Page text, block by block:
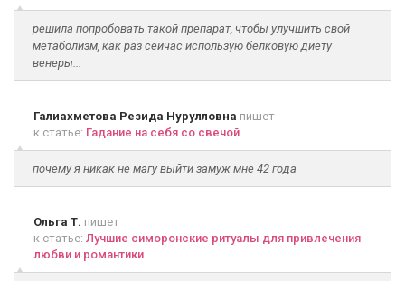
решила попробовать такой препарат, чтобы улучшить свой
метаболизм, как раз сейчас использую белковую диету
венеры...
Галиахметова Резида Нурулловна пишет
к статье: Гадание на себя со свечой
почему я никак не магу выйти замуж мне 42 года
Ольга Т. пишет
к статье: Лучшие симоронские ритуалы для привлечения
любви и романтики